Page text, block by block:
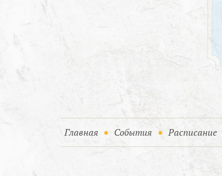
Главная (current)
События (current)
Расписание